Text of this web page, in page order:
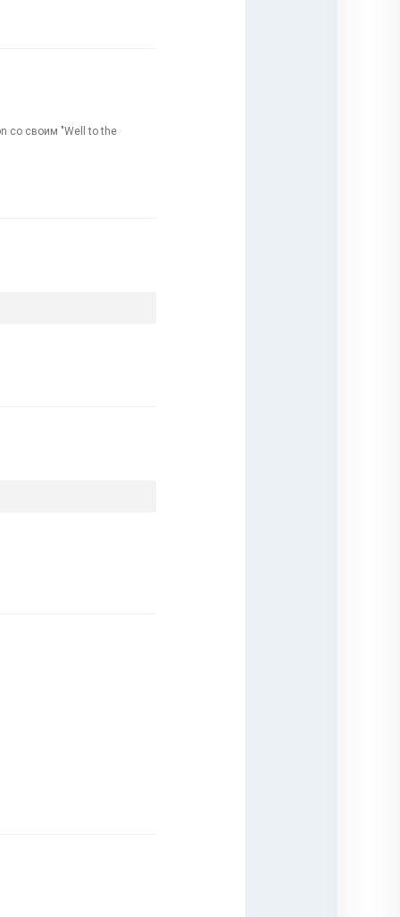
со своим "Well to the